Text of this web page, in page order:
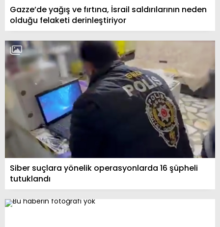
Gazze’de yağış ve fırtına, İsrail saldırılarının neden
olduğu felaketi derinleştiriyor
Siber suçlara yönelik operasyonlarda 16 şüpheli
tutuklandı